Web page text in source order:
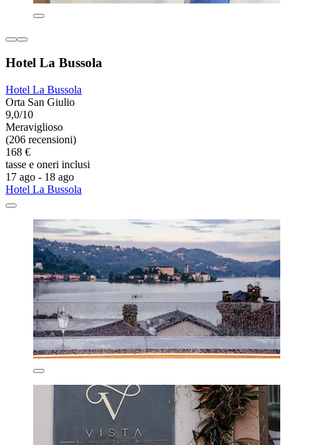
Hotel La Bussola
Hotel La Bussola
Orta San Giulio
9,0/10
Meraviglioso
(206 recensioni)
168 €
tasse e oneri inclusi
17 ago - 18 ago
Hotel La Bussola